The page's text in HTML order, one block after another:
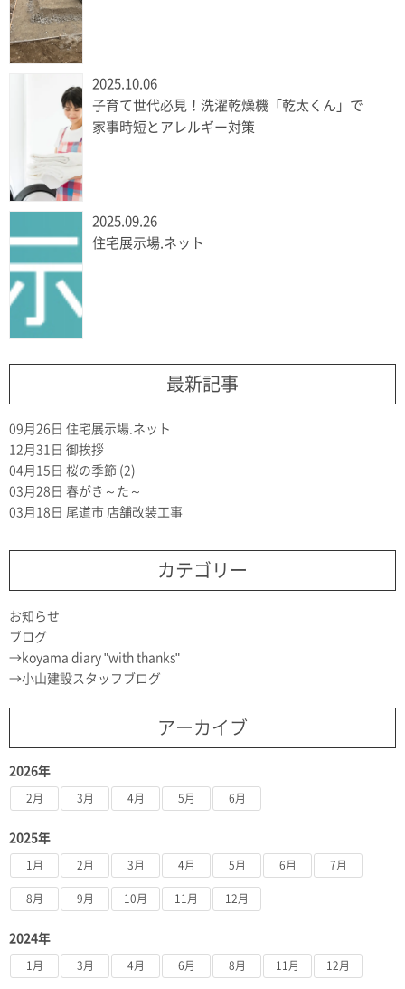
2025.10.06
子育て世代必見！洗濯乾燥機「乾太くん」で
家事時短とアレルギー対策
2025.09.26
住宅展示場.ネット
最新記事
09月26日 住宅展示場.ネット
12月31日 御挨拶
04月15日 桜の季節 (2)
03月28日 春がき～た～
03月18日 尾道市 店舗改装工事
カテゴリー
お知らせ
ブログ
koyama diary "with thanks"
小山建設スタッフブログ
アーカイブ
2026年
2月 3月 4月 5月 6月
2025年
1月 2月 3月 4月 5月 6月 7月
8月 9月 10月 11月 12月
2024年
1月 3月 4月 6月 8月 11月 12月